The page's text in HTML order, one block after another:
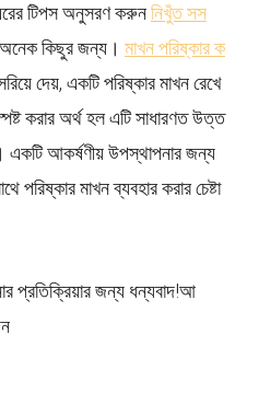
টিপস অনুসরণ করুননিখুঁত সস
কিছুর জন্য। মাখন পরিষ্কার ক
দেয়, একটি পরিষ্কার মাখন রেখে
করার অর্থ হল এটি সাধারণত উত্ত
একটি আকর্ষণীয় উপস্থাপনার জন্য
পরিষ্কার মাখন ব্যবহার করার চেষ্টা
প্রতিক্রিয়ার জন্য ধন্যবাদ!আ